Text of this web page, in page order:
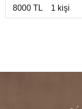
8000 TL 1 kişi